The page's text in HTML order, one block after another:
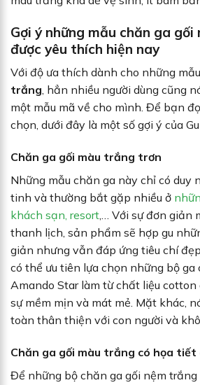
Gợi ý những mẫu chăn ga
được yêu thích hiện nay
Với độ ưa thích dành cho những mẫu
trắng, hẳn nhiều người dùng cũng
một mẫu mã về cho mình. Để bạn
chọn, dưới đây là một số gợi ý của
Chăn ga gối màu trắng trơn
Những mẫu chăn ga này chỉ có duy
tinh và thường bắt gặp nhiều ở
khách sạn, resort,… Với sự đơn giản
thanh lịch, sản phẩm sẽ hợp gu
giản nhưng vẫn đáp ứng tiêu chí
có thể ưu tiên lựa chọn những bộ
Amando Star làm từ chất liệu cotton
sự mềm mịn và mát mẻ. Mặt khác,
toàn thân thiện với con người và
Chăn ga gối màu trắng có họa tiết
Để những bộ chăn ga gối nệm